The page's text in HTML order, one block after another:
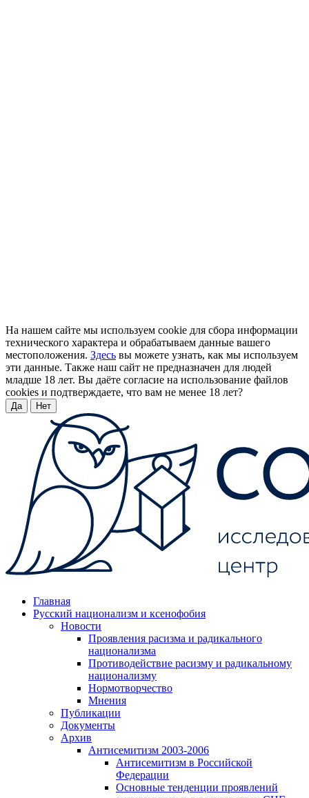
На нашем сайте мы используем cookie для сбора информации
технического характера и обрабатываем данные вашего
местоположения. Здесь вы можете узнать, как мы используем
эти данные. Также наш сайт не предназначен для людей
младше 18 лет. Вы даёте согласие на использование файлов
cookies и подтверждаете, что вам не менее 18 лет?
Да Нет
Главная
Русский национализм и ксенофобия
Новости
Проявления расизма и радикального
национализма
Противодействие расизму и радикальному
национализму
Нормотворчество
Мнения
Публикации
Документы
Архив
Антисемитизм 2003-2006
Антисемитизм в Российской
Федерации
Основные тенденции проявлений